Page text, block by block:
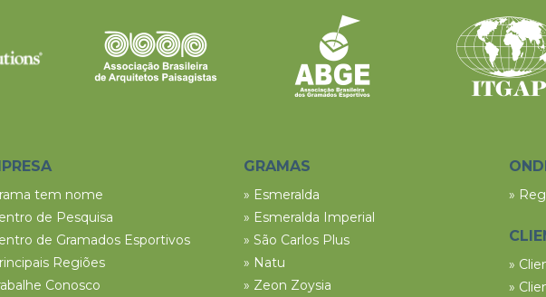
tem nome
de Pesquisa
de Gramados Esportivos
Regiões
Conosco
GRAMAS
» Esmeralda
» Esmeralda Imperial
» São Carlos Plus
» Natu
» Zeon Zoysia
»
»
»